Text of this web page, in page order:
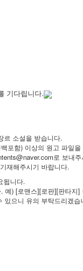
기다립니다.
르 소설을 받습니다.
포함) 이상의 원고 파일
로 보내
재해주시기 바랍니다.
됩니다.
예) [로맨스][로판][판타지]
있으니 유의 부탁드리겠습